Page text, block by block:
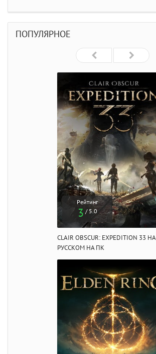
ПОПУЛЯРНОЕ
Рейтинг
3 / 5.0
CLAIR OBSCUR: EXPEDITION 33 НА
РУССКОМ НА ПК